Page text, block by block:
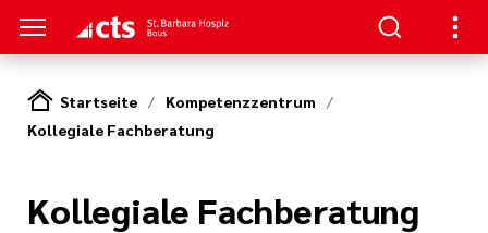
Hospiz
Startseite
Kompetenzzentrum
Kollegiale Fachberatung
Kollegiale Fachberatung